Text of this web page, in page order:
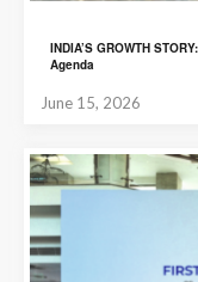
INDIA’S GROWTH
Agenda
June 15, 2026